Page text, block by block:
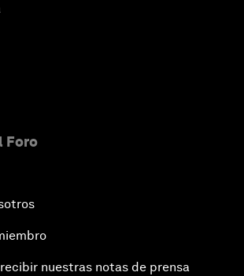
Foro
nuestras notas de prensa